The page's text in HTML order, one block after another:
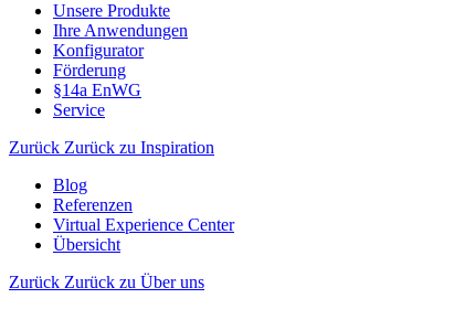
Unsere Produkte
Ihre Anwendungen
Konfigurator
Förderung
§14a EnWG
Service
Zurück Zurück zu Inspiration
Blog
Referenzen
Virtual Experience Center
Übersicht
Zurück Zurück zu Über uns